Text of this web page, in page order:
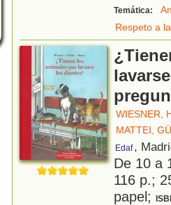
Temática:
Respeto a
WIESNER,
MATTEI,
Edaf ,
De 10 a
116 p.;
papel;